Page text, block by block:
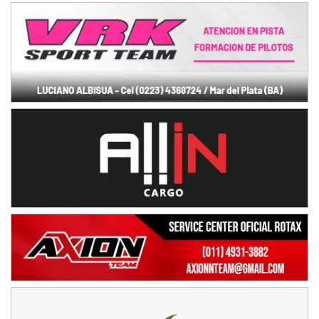
IAME SERIES ARGENTINA 6
Ramiro Tot (Asfalto)
Baradero (Buenos Aires)
KDO - F6
Ciudad de Trenque Lauquen (Asfalto)
ENTRERRIANO - F6 (POSTERGADA)
Parque de la Velocidad (Asfalto)
El Cerro (Tierra)
PATAGONICO - F6
Moto Club Reginense (Tierra)